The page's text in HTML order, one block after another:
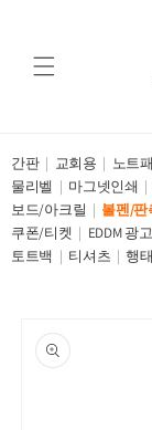
간판 교회용 노트
물리벨
마그넷인쇄
보드/아크릴
볼펜/판
쿠폰/티켓
EDDM 광고
토트백
티셔츠 행
product
information